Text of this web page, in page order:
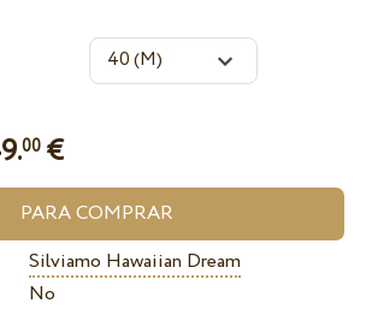
00€
Silviamo Hawaiian Dream
No